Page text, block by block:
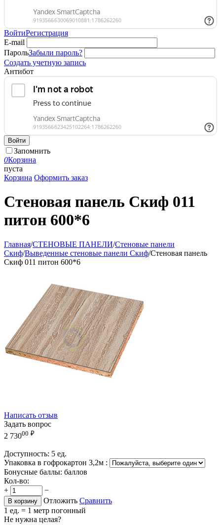
ВойтиРегистрация
E-mail
ПарольЗабыли пароль?
Создать учетную запись
Антибот
Войти
Запомнить
0Корзина
пуста
Корзина Оформить заказ
Стеновая панель Скиф 011
питон 600*6
Главная/СТЕНОВЫЕ ПАНЕЛИ/Стеновые панели
Скиф/Выведенные стеновые панели Скиф/Стеновая панель
Скиф 011 питон 600*6
Написать отзыв
Задать вопрос
2 73000 ₽
Доступность: 5 ед.
Упаковка в гофрокартон 3,2м :
Бонусные баллы: баллов
Кол-во:
+
−
В корзину Отложить Сравнить
1 ед. = 1 метр погонный
Не нужна целая?